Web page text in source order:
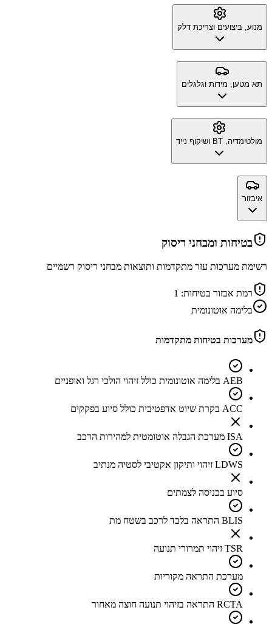
מנוע, ביצועים וצריכת דלק
תא מטען, מידות וגלגלים
מולטימדיה, BT ושיקוף נייד
איבזור
בטיחות ומבחני ריסוק
רשימת מערכות עזר מתקדמות ותוצאות מבחני ריסוק רשמיים
רמת אבזור בטיחות: 1
בלימה אוטונומית
מערכות בטיחות מתקדמות
AEB בלימה אוטונומית כולל זיהוי הולכי רגל ואופניים
ACC בקרת שיוט אדפטיבית כולל סיוע בפקקים
ISA מערכת הגבלה אוטומטית למהירות הרכב
LDWS זיהוי ותיקון אקטיבי לסטיה מנתיב
סיוע בכניסה לצמתים
BLIS התראה בלבד לרכב בשטח מת
TSR זיהוי תמרורי תנועה
מערכת התראה מקוריות
RCTA התראה בזיהוי תנועה חוצה מאחור